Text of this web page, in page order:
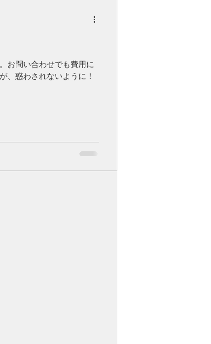
お問い合わせでも費用に
、惑わされないように！